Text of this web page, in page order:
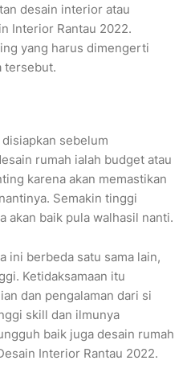
desain interior atau
Interior Rantau 2022.
yang harus dimengerti
tersebut.
sebelum
rumah ialah budget atau
karena akan memastikan
Semakin tinggi
akan baik pula walhasil nanti.
ini berbeda satu sama lain,
Ketidaksamaan itu
dan pengalaman dari si
skill dan ilmunya
baik juga desain rumah
Interior Rantau 2022.